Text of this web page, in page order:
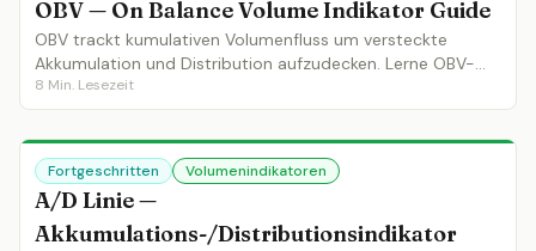
OBV — On Balance Volume Indikator Guide
OBV trackt kumulativen Volumenfluss um versteckte
Akkumulation und Distribution aufzudecken. Lerne OBV-
Divergenzen, Trendbestätigung und wie OBV dem Preis
vorausläuft.
8 Min. Lesezeit
Fortgeschritten Volumenindikatoren
A/D Linie —
Akkumulations-/Distributionsindikator